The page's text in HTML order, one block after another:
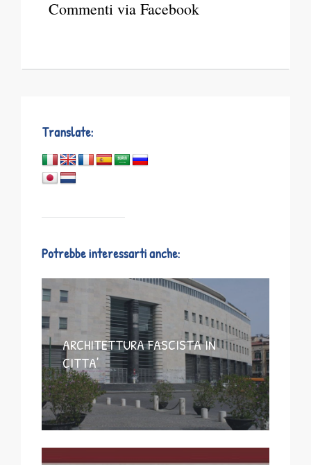
Commenti via Facebook
Translate:
Potrebbe interessarti anche:
ARCHITETTURA FASCISTA IN
CITTA’